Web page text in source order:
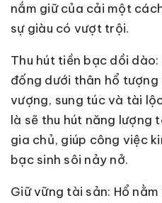
nắm giữ của cải một
sự giàu có vượt trội.
Thu hút tiền bạc dồi
đống dưới thân hổ
vượng, sung túc và tài
là sẽ thu hút năng lượng
gia chủ, giúp công việc
bạc sinh sôi nảy nở.
Giữ vững tài sản: Hổ